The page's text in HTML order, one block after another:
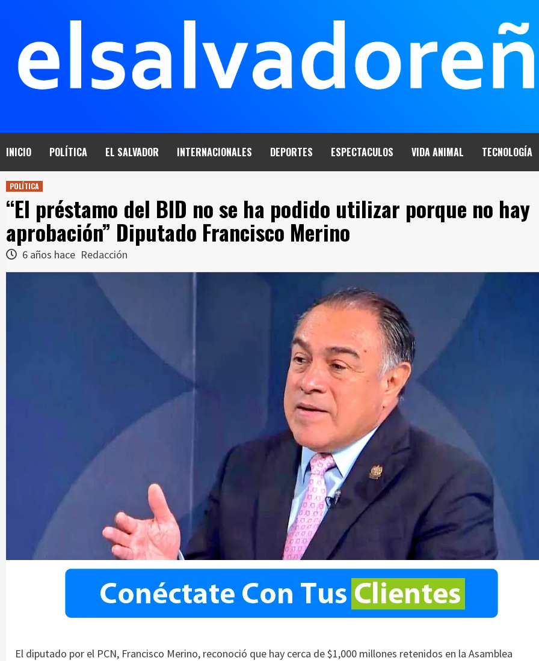
INICIO POLÍTICA EL SALVADOR INTERNACIONALES DEPORTES ESPECTACULOS VIDA ANIMAL TECNOLOGÍA
POLÍTICA
“El préstamo del BID no se ha podido utilizar porque no hay
aprobación” Diputado Francisco Merino
6 años hace Redacción
El diputado por el PCN, Francisco Merino, reconoció que hay cerca de $1,000 millones retenidos en la Asamblea